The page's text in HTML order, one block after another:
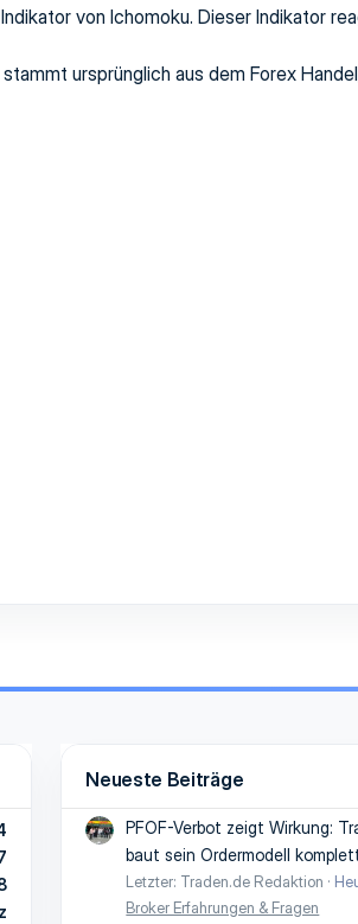
von Ichomoku. Dieser Indikator
ursprünglich aus dem Forex
Neueste Beiträge
PFOF-Verbot zeigt Wirkung:
baut sein Ordermodell
Letzter: Traden.de Redaktion
Broker Erfahrungen & Fragen